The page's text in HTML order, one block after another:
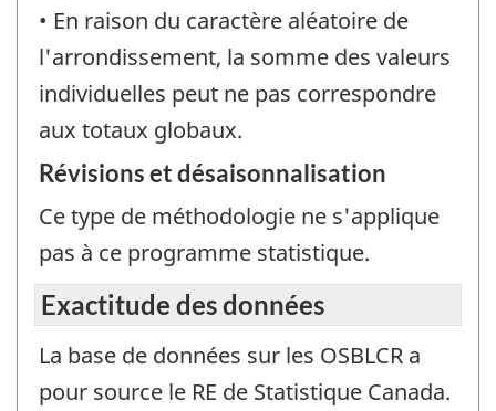
• En raison du caractère aléatoire de
l'arrondissement, la somme des valeurs
individuelles peut ne pas correspondre
aux totaux globaux.
Révisions et désaisonnalisation
Ce type de méthodologie ne s'applique
pas à ce programme statistique.
Exactitude des données
La base de données sur les OSBLCR a
pour source le RE de Statistique Canada.